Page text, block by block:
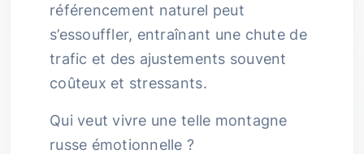
référencement naturel peut
s’essouffler, entraînant une chute de
trafic et des ajustements souvent
coûteux et stressants.
Qui veut vivre une telle montagne
russe émotionnelle ?